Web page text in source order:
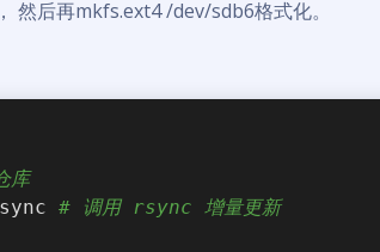
然后再mkfs.ext4 /dev/sdb6格式化。
库
# 调用 rsync 增量更新